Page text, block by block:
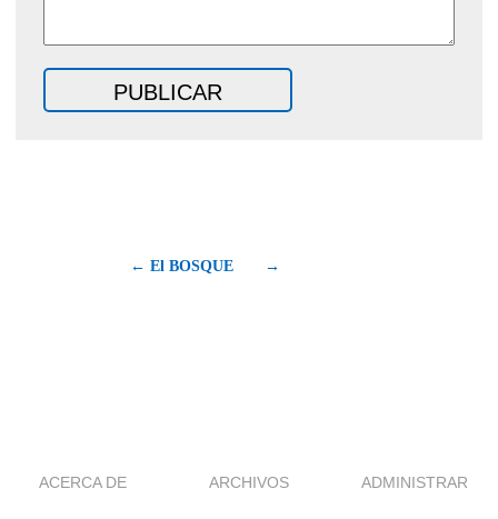
← El BOSQUE →
ACERCA DE ARCHIVOS ADMINISTRAR